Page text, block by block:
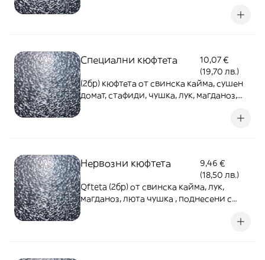
Специални кюфтета
10,07 €
(19,70 лв.)
(2бр) кюфтета от свинска кайма, сушен
домат, стафиди, чушка, лук, магданоз,
Нервозни кюфтета
9,46 €
(18,50 лв.)
Qfteta (2бр) от свинска кайма, лук,
магданоз, люта чушка , поднесени с